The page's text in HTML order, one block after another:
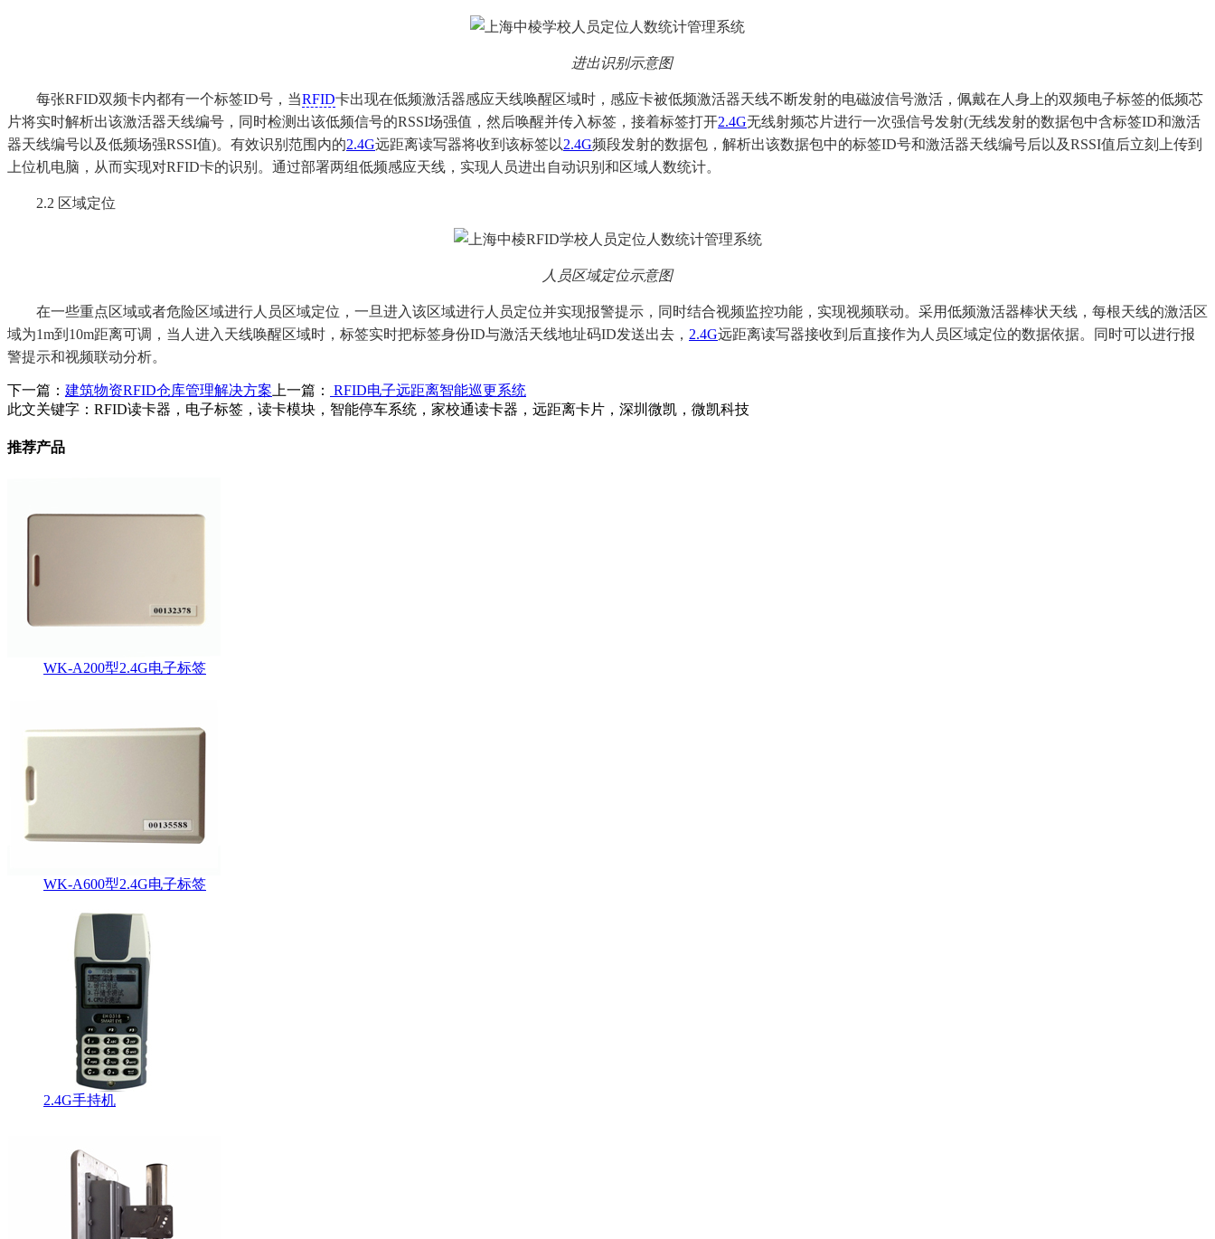
进出识别示意图
每张RFID双频卡内都有一个标签ID号，当RFID卡出现在低频激活器感应天线唤醒区域时，感应卡被低频激活器天线不断发射的电磁波信号激活，佩戴在人身上的双频电子标签的低频芯
片将实时解析出该激活器天线编号，同时检测出该低频信号的RSSI场强值，然后唤醒并传入标签，接着标签打开2.4G无线射频芯片进行一次强信号发射(无线发射的数据包中含标签ID和激活
器天线编号以及低频场强RSSI值)。有效识别范围内的2.4G远距离读写器将收到该标签以2.4G频段发射的数据包，解析出该数据包中的标签ID号和激活器天线编号后以及RSSI值后立刻上传到
上位机电脑，从而实现对RFID卡的识别。通过部署两组低频感应天线，实现人员进出自动识别和区域人数统计。
2.2 区域定位
人员区域定位示意图
在一些重点区域或者危险区域进行人员区域定位，一旦进入该区域进行人员定位并实现报警提示，同时结合视频监控功能，实现视频联动。采用低频激活器棒状天线，每根天线的激活区
域为1m到10m距离可调，当人进入天线唤醒区域时，标签实时把标签身份ID与激活天线地址码ID发送出去， 2.4G远距离读写器接收到后直接作为人员区域定位的数据依据。同时可以进行报
警提示和视频联动分析。
下一篇： 建筑物资RFID仓库管理解决方案 上一篇：
RFID电子远距离智能巡更系统
此文关键字： RFID读卡器，电子标签，读卡模块，智能停车系统，家校通读卡器，远距离卡片，深圳微凯，微凯科技
推荐产品
WK-A200型2.4G电子标签
WK-A600型2.4G电子标签
2.4G手持机